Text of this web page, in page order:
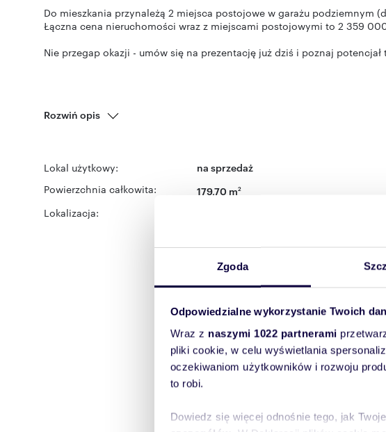
Zgoda
Odpowiedzialne wykorzystanie Twoich
Wraz z naszymi 1022 partnerami
pliki cookie, w celu wyświetlania
oczekiwaniom użytkowników i rozwoju
to robi.
Dowiedz się więcej odnośnie tego, jak
Do mieszkania przynależą 2 miejsca postojowe w garażu podziemnym
Łączna cena nieruchomości wraz z miejscami postojowymi to 2 359
Nie przegap okazji - umów się na prezentację już dziś i poznaj
Rozwiń opis
Lokal użytkowy: na sprzedaż
Powierzchnia całkowita: 179,70 m2
Lokalizacja: